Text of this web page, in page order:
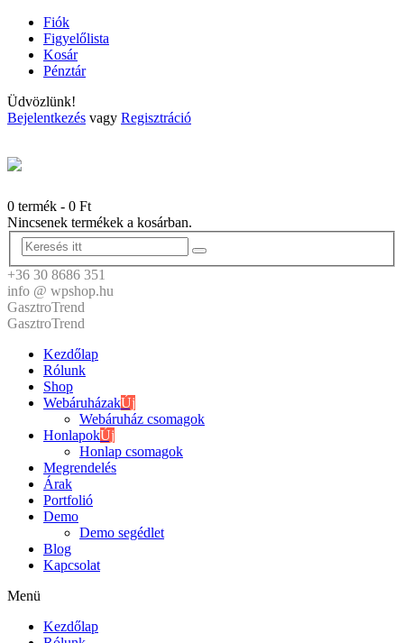
Fiók
Figyelőlista
Kosár
Pénztár
Üdvözlünk!
Bejelentkezés vagy Regisztráció
0 termék - 0 Ft
Nincsenek termékek a kosárban.
+36 30 8686 351
info @ wpshop.hu
GasztroTrend
GasztroTrend
Kezdőlap
Rólunk
Shop
WebáruházakÚj
Webáruház csomagok
HonlapokÚj
Honlap csomagok
Megrendelés
Árak
Portfolió
Demo
Demo segédlet
Blog
Kapcsolat
Menü
Kezdőlap